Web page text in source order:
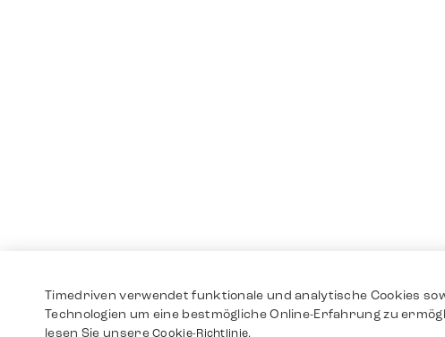
Timedriven verwendet funktionale und analytische Cookies
Technologien um eine bestmögliche Online-Erfahrung zu
lesen Sie unsereCookie-Richtlinie.